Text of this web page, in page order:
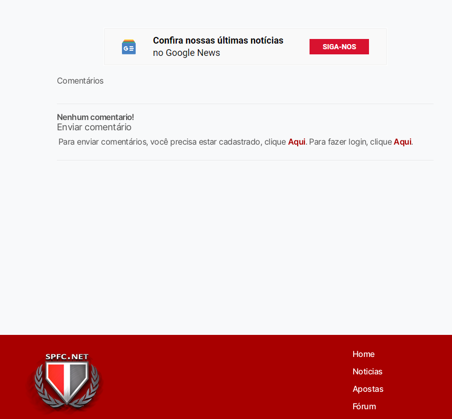
Comentários
Nenhum comentario!
Enviar comentário
Para enviar comentários, você precisa estar cadastrado, clique Aqui. Para fazer login, cliqueAqui.
Home
Noticias
Apostas
Fórum